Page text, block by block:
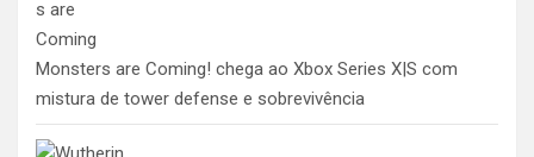
Monsters are Coming! chega ao Xbox Series X|S com
mistura de tower defense e sobrevivência